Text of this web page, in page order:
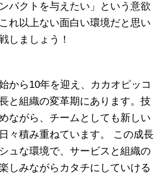
パクトを与えたい」という意欲
れ以上ない面白い環境だと思い
しましょう！
から10年を迎え、カカオピッコ
と組織の変革期にあります。技
ながら、チームとしても新しい
々積み重ねています。 この成長
ュな環境で、サービスと組織の
しみながらカタチにしていける